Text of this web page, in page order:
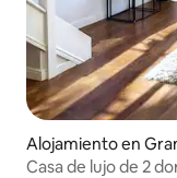
Alojamiento en
Casa de lujo de 2